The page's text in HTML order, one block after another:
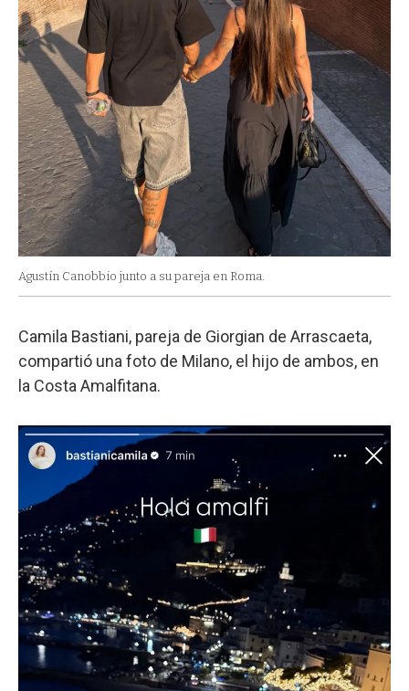
Agustín Canobbio junto a su pareja en Roma.
Camila Bastiani, pareja de Giorgian de Arrascaeta,
compartió una foto de Milano, el hijo de ambos, en
la Costa Amalfitana.